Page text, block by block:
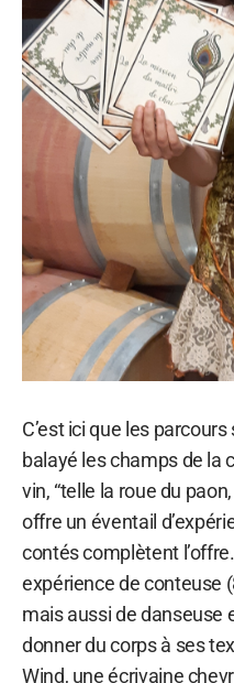
C’est ici que les
balayé les champs de la
vin, “telle la roue du
offre un éventail
contés complètent
expérience de conteuse
mais aussi de danseuse
donner du corps à ses
Wind, une écrivaine